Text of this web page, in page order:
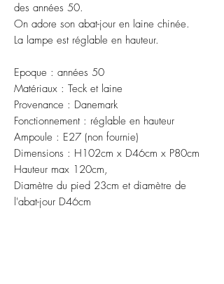
des années 50.
On adore son abat-jour en laine chinée.
La lampe est réglable en hauteur.
Epoque : années 50
Matériaux : Teck et laine
Provenance : Danemark
Fonctionnement : réglable en hauteur
Ampoule : E27 (non fournie)
Dimensions : H102cm x D46cm x P80cm
Hauteur max 120cm,
Diamètre du pied 23cm et diamètre de
l'abat-jour D46cm